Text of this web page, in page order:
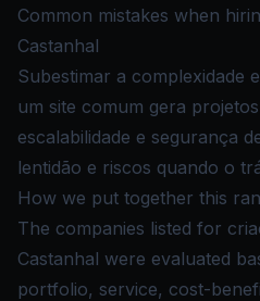
Common mistakes when
Castanhal
Subestimar a complexidade
um site comum gera
escalabilidade e segurança
lentidão e riscos quando o
How we put together this
The companies listed for
Castanhal were evaluated
portfolio, service, cost-